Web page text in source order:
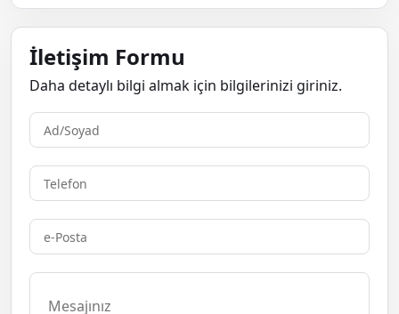
İletişim Formu
Daha detaylı bilgi almak için bilgilerinizi giriniz.